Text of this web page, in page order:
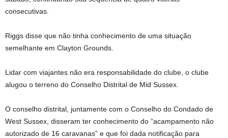
consecutivas.
Riggs disse que não tinha conhecimento de uma situação
semelhante em Clayton Grounds.
Lidar com viajantes não era responsabilidade do clube, o clube
alugou o terreno do Conselho Distrital de Mid Sussex.
O conselho distrital, juntamente com o Conselho do Condado de
West Sussex, disseram ter conhecimento do “acampamento não
autorizado de 16 caravanas” e que foi dada notificação para